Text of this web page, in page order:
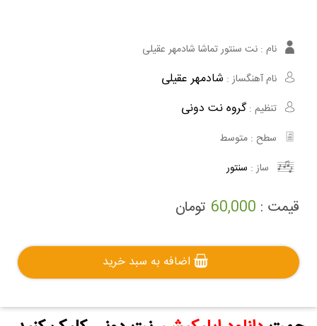
نام : نت سنتور تماشا شادمهر عقیلی
نام آهنگساز : شادمهر عقیلی
تنظیم :گروه نت دونی
سطح : متوسط
ساز : سنتور
قیمت : 60,000 تومان
اضافه به سبد خرید